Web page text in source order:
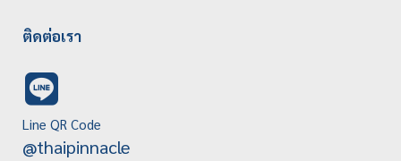
ติดต่อเรา
Line QR Code
@thaipinnacle